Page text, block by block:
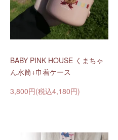
BABY PINK HOUSE くまちゃ
ん水筒+巾着ケース
3,800円(税込4,180円)